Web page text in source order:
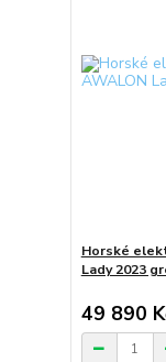
Horské
Lady 2023
49 890